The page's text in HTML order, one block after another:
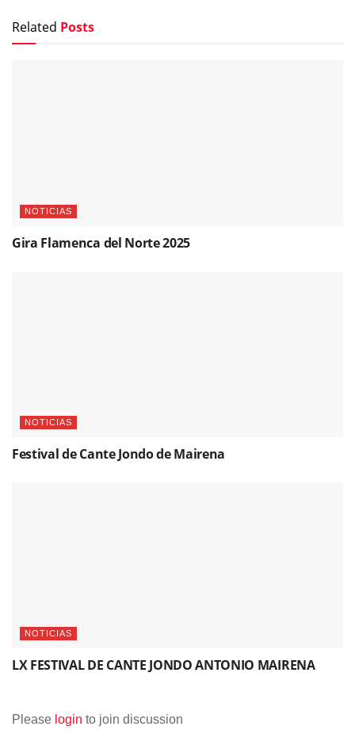
Related Posts
NOTICIAS
Gira Flamenca del Norte 2025
NOTICIAS
Festival de Cante Jondo de Mairena
NOTICIAS
LX FESTIVAL DE CANTE JONDO ANTONIO MAIRENA
Please login to join discussion